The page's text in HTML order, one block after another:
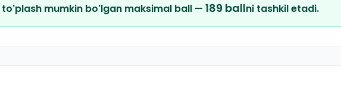
mumkin bo'lgan maksimal ball — 189 ballni tashkil etadi.